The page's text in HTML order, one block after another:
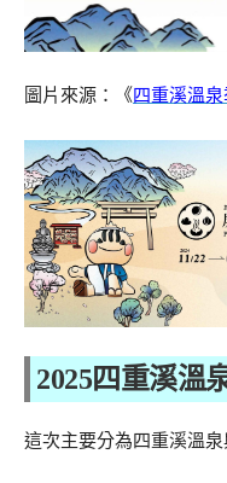
圖片來源：《四重溪溫泉
2025四重溪溫
這次主要分為四重溪溫泉